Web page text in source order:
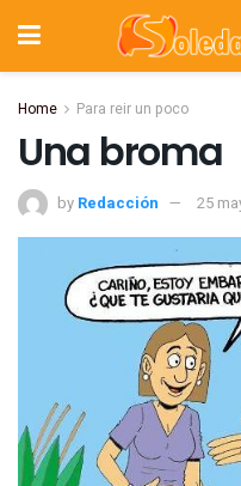
Home Para reir un poco
Una broma
by Redacción 25